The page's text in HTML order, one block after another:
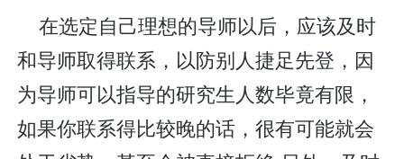
在选定自己理想的导师以后，应该及时
和导师取得联系，以防别人捷足先登，因
为导师可以指导的研究生人数毕竟有限，
如果你联系得比较晚的话，很有可能就会